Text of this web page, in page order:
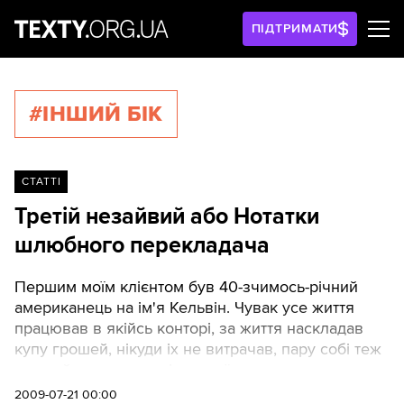
ПІДТРИМАТИ
#ІНШИЙ БІК
СТАТТІ
Третій незайвий або Нотатки
шлюбного перекладача
Першим моїм клієнтом був 40-зчимось-річний
американець на ім'я Кельвін. Чувак усе життя
працював в якійсь конторі, за життя наскладав
купу грошей, нікуди іх не витрачав, пару собі теж
Київ. Він зустрівся тільки з однією кралею
2009-07-21 00:00